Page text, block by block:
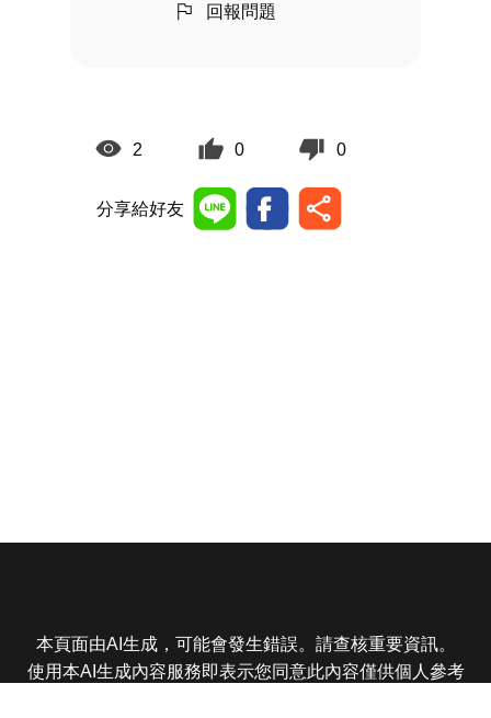
回報問題
2 0 0
分享給好友
本頁面由AI生成，可能會發生錯誤。請查核重要資訊。
使用本AI生成內容服務即表示您同意此內容僅供個人參考